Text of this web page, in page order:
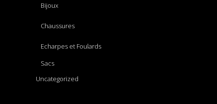
Bijoux
Chaussures
Echarpes et Foulards
Sacs
Uncategorized